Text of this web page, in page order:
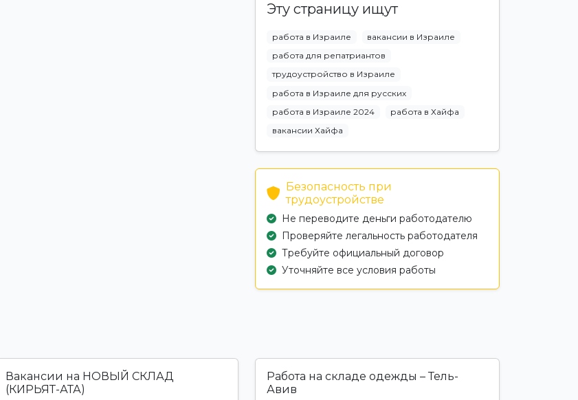
Эту страницу ищут
работа в Израиле
вакансии в Израиле
работа для репатриантов
трудоустройство в Израиле
работа в Израиле для русских
работа в Израиле 2024
работа в Хайфа
вакансии Хайфа
Безопасность при
трудоустройстве
Не переводите деньги работодателю
Проверяйте легальность работодателя
Требуйте официальный договор
Уточняйте все условия работы
Вакансии на НОВЫЙ СКЛАД
(КИРЬЯТ-АТА)
Работа на складе одежды – Тель-
Авив